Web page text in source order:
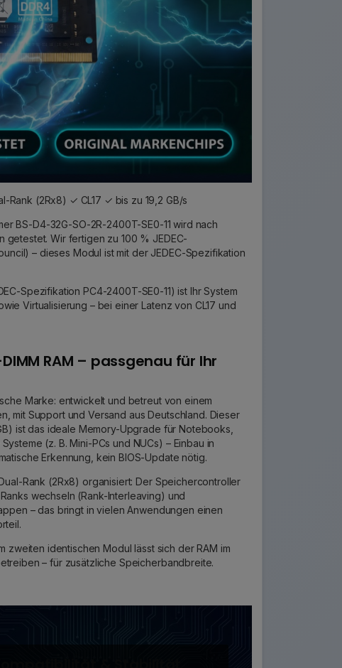
Rank (2Rx8) ✓ CL17 ✓ bis zu 19,2 GB/s
BS-D4-32G-SO-2R-2400T-SE0-11 wird nach
Wir fertigen zu 100 % JEDEC-
– dieses Modul ist mit der JEDEC-Spezifikation
Spezifikation PC4-2400T-SE0-11) ist Ihr System
Virtualisierung – bei einer Latenz von CL17 und
DIMM RAM – passgenau für Ihr
Marke: entwickelt und betreut von einem
mit Support und Versand aus Deutschland. Dieser
ist das ideale Memory-Upgrade für Notebooks,
(z. B. Mini-PCs und NUCs) – Einbau in
Erkennung, kein BIOS-Update nötig.
Rank (2Rx8) organisiert: Der Speichercontroller
wechseln (Rank-Interleaving) und
– das bringt in vielen Anwendungen einen
zweiten identischen Modul lässt sich der RAM im
– für zusätzliche Speicherbandbreite.